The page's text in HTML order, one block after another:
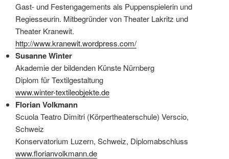
Gast- und Festengagements als Puppenspielerin und
Regiesseurin. Mitbegründer von Theater Lakritz und
Theater Kranewit.
http://www.kranewit.wordpress.com/
Susanne Winter
Akademie der bildenden Künste Nürnberg
Diplom für Textilgestaltung
www.winter-textileobjekte.de
Florian Volkmann
Scuola Teatro Dimitri (Körpertheaterschule) Verscio,
Schweiz
Konservatorium Luzern, Schweiz, Diplomabschluss
www.florianvolkmann.de